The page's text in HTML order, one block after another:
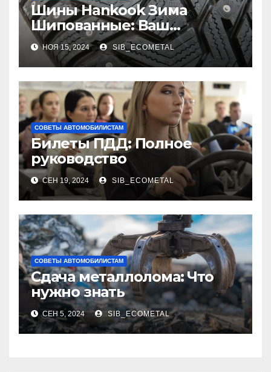
Шины Hankook Зима
Шипованные: Ваш
Надежный Партнёр на
Снежных Дорогах
НОЯ 15, 2024 SIB_ECOMETAL
СОВЕТЫ АВТОМОБИЛИСТАМ
Билеты ПДД: Полное
руководство
СЕН 19, 2024 SIB_ECOMETAL
СОВЕТЫ АВТОМОБИЛИСТАМ
Сдача металлолома: Что
нужно знать
СЕН 5, 2024 SIB_ECOMETAL